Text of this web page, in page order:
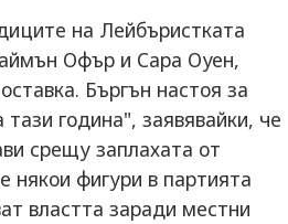
на Лейбъристката
Офър и Сара Оуен,
Бъргън настоя за
година", заявявайки, че
срещу заплахата от
някои фигури в партията
властта заради местни